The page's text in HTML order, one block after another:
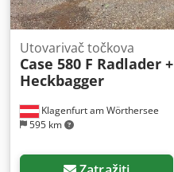
Klagenfurt am Wörthersee
595 km
Utovarivač točkova
Case 580 F Radlader +
Heckbagger